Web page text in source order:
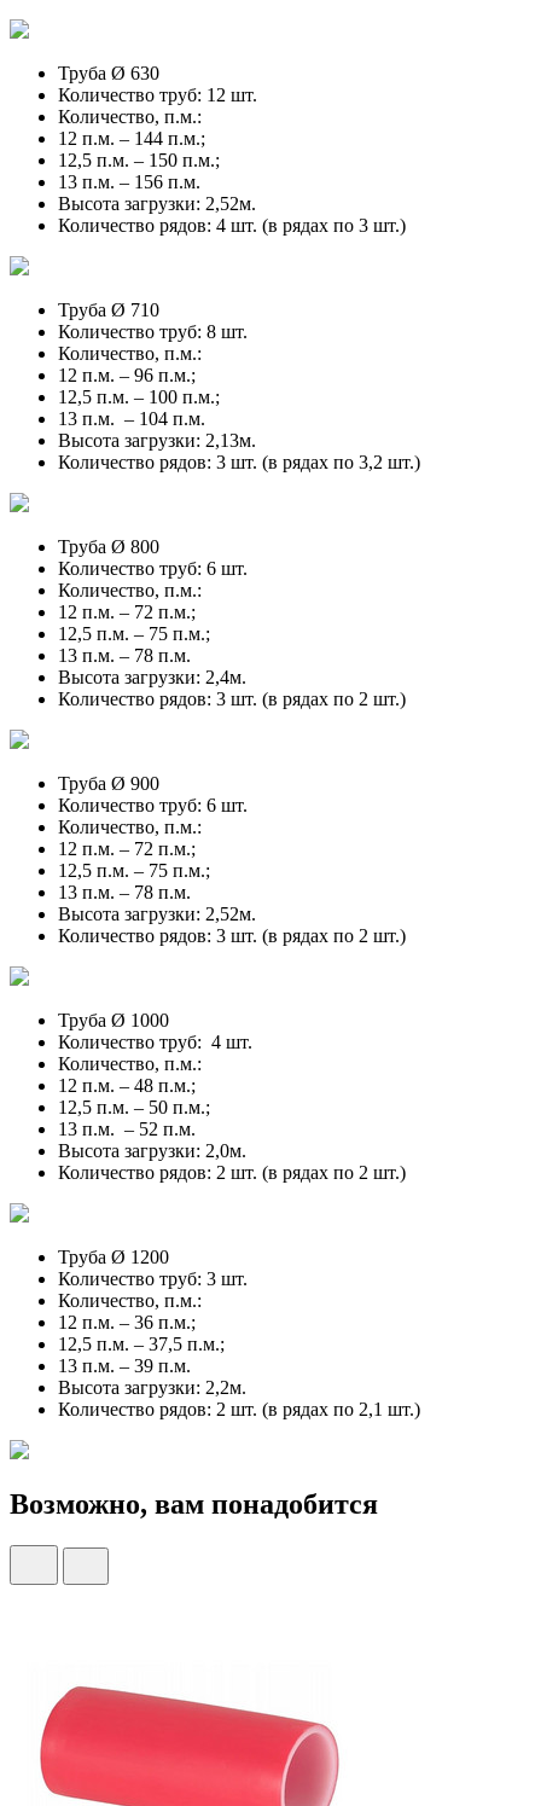
Труба Ø 630
Количество труб: 12 шт.
Количество, п.м.:
12 п.м. – 144 п.м.;
12,5 п.м. – 150 п.м.;
13 п.м. – 156 п.м.
Высота загрузки: 2,52м.
Количество рядов: 4 шт. (в рядах по 3 шт.)
Труба Ø 710
Количество труб: 8 шт.
Количество, п.м.:
12 п.м. – 96 п.м.;
12,5 п.м. – 100 п.м.;
13 п.м. – 104 п.м.
Высота загрузки: 2,13м.
Количество рядов: 3 шт. (в рядах по 3,2 шт.)
Труба Ø 800
Количество труб: 6 шт.
Количество, п.м.:
12 п.м. – 72 п.м.;
12,5 п.м. – 75 п.м.;
13 п.м. – 78 п.м.
Высота загрузки: 2,4м.
Количество рядов: 3 шт. (в рядах по 2 шт.)
Труба Ø 900
Количество труб: 6 шт.
Количество, п.м.:
12 п.м. – 72 п.м.;
12,5 п.м. – 75 п.м.;
13 п.м. – 78 п.м.
Высота загрузки: 2,52м.
Количество рядов: 3 шт. (в рядах по 2 шт.)
Труба Ø 1000
Количество труб: 4 шт.
Количество, п.м.:
12 п.м. – 48 п.м.;
12,5 п.м. – 50 п.м.;
13 п.м. – 52 п.м.
Высота загрузки: 2,0м.
Количество рядов: 2 шт. (в рядах по 2 шт.)
Труба Ø 1200
Количество труб: 3 шт.
Количество, п.м.:
12 п.м. – 36 п.м.;
12,5 п.м. – 37,5 п.м.;
13 п.м. – 39 п.м.
Высота загрузки: 2,2м.
Количество рядов: 2 шт. (в рядах по 2,1 шт.)
Возможно, вам понадобится